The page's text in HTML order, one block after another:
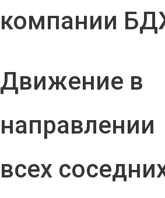
компании
Движение в
направлении
всех